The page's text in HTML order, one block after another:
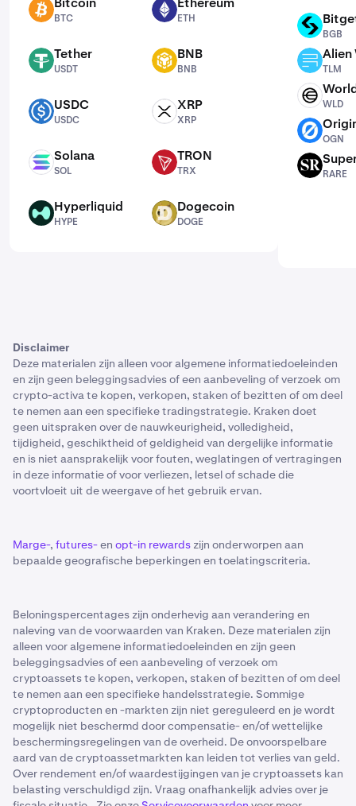
BTC
BTC
ETH
ETH
USDT Tether
USDT
BNB BNB
BNB
USDC USDC
USDC
XRP XRP
XRP
SOL Solana
SOL
TRX TRON
TRX
HYPE Hyperliquid
HYPE
DOGE Dogecoin
DOGE
BGB
BGB
TLM Alien
TLM
WLD
WLD
OGN
OGN
RARE
RARE
Disclaimer
Deze materialen zijn alleen voor algemene informatiedoeleinden
en zijn geen beleggingsadvies of een aanbeveling of verzoek om
crypto-activa te kopen, verkopen, staken of bezitten of om deel
te nemen aan een specifieke tradingstrategie. Kraken doet
geen uitspraken over de nauwkeurigheid, volledigheid,
tijdigheid, geschiktheid of geldigheid van dergelijke informatie
en is niet aansprakelijk voor fouten, weglatingen of vertragingen
in deze informatie of voor verliezen, letsel of schade die
voortvloeit uit de weergave of het gebruik ervan.
Marge-, futures-en opt-in rewards zijn onderworpen aan
bepaalde geografische beperkingen en toelatingscriteria.
Beloningspercentages zijn onderhevig aan verandering en
naleving van de voorwaarden van Kraken. Deze materialen zijn
alleen voor algemene informatiedoeleinden en zijn geen
beleggingsadvies of een aanbeveling of verzoek om
cryptoassets te kopen, verkopen, staken of bezitten of om deel
te nemen aan een specifieke handelsstrategie. Sommige
cryptoproducten en -markten zijn niet gereguleerd en je wordt
mogelijk niet beschermd door compensatie- en/of wettelijke
beschermingsregelingen van de overheid. De onvoorspelbare
aard van de cryptoassetmarkten kan leiden tot verlies van geld.
Over rendement en/of waardestijgingen van je cryptoassets kan
belasting verschuldigd zijn. Vraag onafhankelijk advies over je